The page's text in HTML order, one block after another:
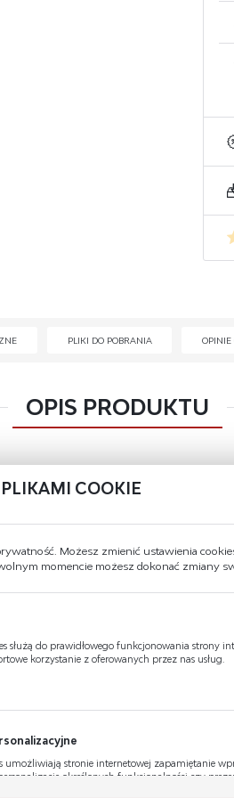
KOMPUTERA
PLIKI DO POBRANIA OPINIE
OPIS PRODUKTU
DANE TECHNICZNE
hydranty DN33 -
PLIKI DO POBRANIA
POBIERZ Rysunek
COOKIE
Możesz zmienić ustawienia
momencie możesz dokonać zmiany
służą do prawidłowego funkcjonowania strony
korzystanie z oferowanych przez nas usług.
prywatności, logowania czy wypełniania
umożliwiają stronie internetowej zapamiętanie
określonych funkcjonalności czy